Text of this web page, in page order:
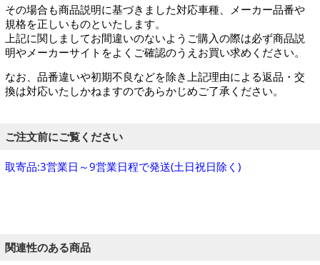
その場合も商品説明に基づきました対応車種、メーカー品番や
規格を正しいものといたします。
上記に関しましてお間違いのないようご購入の際は必ず商品説
明やメーカーサイトをよくご確認のうえお買い求めください。
なお、品番違いや初期不良などを除き上記理由による返品・交
換は対応いたしかねますのであらかじめご了承ください。
ご注文前にご覧ください
取寄品:3営業日～9営業日程で発送(土日祝日除く)
関連性のある商品